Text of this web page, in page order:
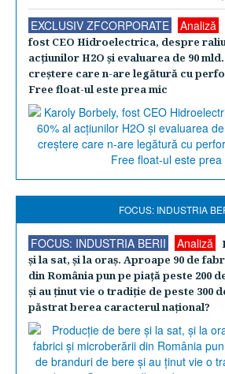
EXCLUSIV ZFCORPORATE Analiză
fost CEO Hidroelectrica, despre
acţiunilor H2O şi evaluarea de 90
creştere care n-are legătură cu
Free float-ul este prea mic
FOCUS: INDUSTRIA
FOCUS: INDUSTRIA BERII Analiză
şi la sat, şi la oraş. Aproape 90 de
din România pun pe piaţă peste 200
şi au ţinut vie o tradiţie de peste 300
păstrat berea caracterul naţional?